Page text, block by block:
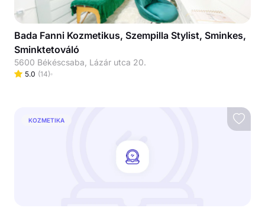
Bada Fanni Kozmetikus, Szempilla Stylist, Sminkes,
Sminktetováló
5600 Békéscsaba, Lázár utca 20.
5.0 (14)
KOZMETIKA